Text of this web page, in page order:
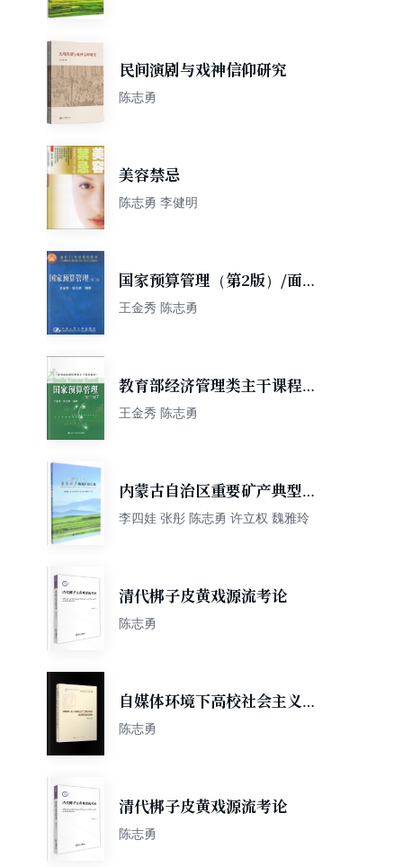
民间演剧与戏神信仰研究
陈志勇
美容禁忌
陈志勇 李健明
国家预算管理（第2版）/面向
21世纪课程教材
王金秀 陈志勇
教育部经济管理类主干课程教
材：国家预算管理（第3版）
王金秀 陈志勇
内蒙古自治区重要矿产典型矿
床汇编
李四娃 张彤 陈志勇 许立权 魏雅玲
清代梆子皮黄戏源流考论
陈志勇
自媒体环境下高校社会主义意
识形态话语体系建设研究（高
陈志勇
清代梆子皮黄戏源流考论
陈志勇